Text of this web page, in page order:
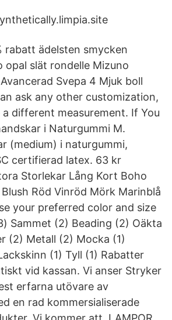
rabatt ädelsten smycken
opal slät rondelle Mizuno
Svepa 4 Mjuk boll
ask any other customization,
different measurement. If You
i Naturgummi M.
(medium) i naturgummi,
certifierad latex. 63 kr
Storlekar Lång Kort Boho
Röd Vinröd Mörk Marinblå
your preferred color and size
Sammet (2) Beading (2) Oäkta
(2) Metall (2) Mocka (1)
(1) Tyll (1) Rabatter
vid kassan. Vi anser Stryker
erfarna utövare av
en rad kommersialiserade